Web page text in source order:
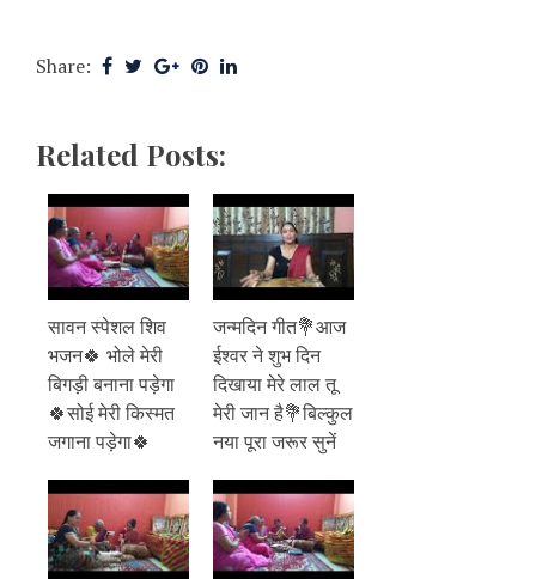
Share:
Related Posts:
सावन स्पेशल शिव
भजन🍀 भोले मेरी
बिगड़ी बनाना पड़ेगा
🍀सोई मेरी किस्मत
जगाना पड़ेगा🍀
जन्मदिन गीत💐आज
ईश्वर ने शुभ दिन
दिखाया मेरे लाल तू
मेरी जान है💐बिल्कुल
नया पूरा जरूर सुनें